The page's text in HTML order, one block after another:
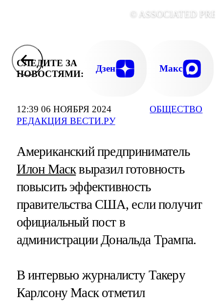
12:39 06 НОЯБРЯ 2024
РЕДАКЦИЯ ВЕСТИ.РУ
ОБЩЕСТВО
© ASSOCIATED
СЛЕДИТЕ ЗА
НОВОСТЯМИ:
Дзен Макс
Американский предприниматель
Илон Масквыразил готовность
повысить эффективность
правительства США, если получит
официальный пост в
администрации Дональда Трампа.
В интервью журналисту Такеру
Карлсону Маск отметил